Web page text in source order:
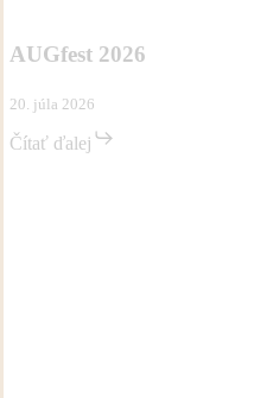
AUGfest 2026
20. júla 2026
Čítať ďalej